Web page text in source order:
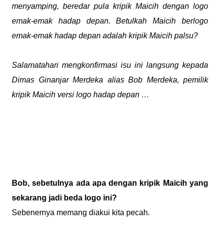
menyamping, beredar pula kripik Maicih dengan logo
emak-emak hadap depan. Betulkah Maicih berlogo
emak-emak hadap depan adalah kripik Maicih palsu?
Salamatahari mengkonfirmasi isu ini langsung kepada
Dimas Ginanjar Merdeka alias Bob Merdeka, pemilik
kripik Maicih versi logo hadap depan …
Bob, sebetulnya ada apa dengan kripik Maicih yang
sekarang jadi beda logo ini?
Sebenernya memang diakui kita pecah.